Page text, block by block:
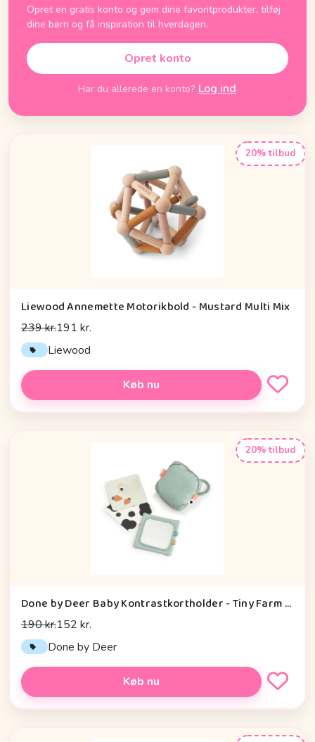
Opret en gratis konto og gem dine favoritprodukter, tilføj
dine børn og få inspiration til hverdagen.
Opret konto
Har du allerede en konto? Log ind
20% tilbud
Liewood Annemette Motorikbold - Mustard Multi Mix
239 kr.191 kr.
Liewood
Køb nu
20% tilbud
Done by Deer Baby Kontrastkortholder - Tiny Farm - Grøn
190 kr.152 kr.
Done by Deer
Køb nu